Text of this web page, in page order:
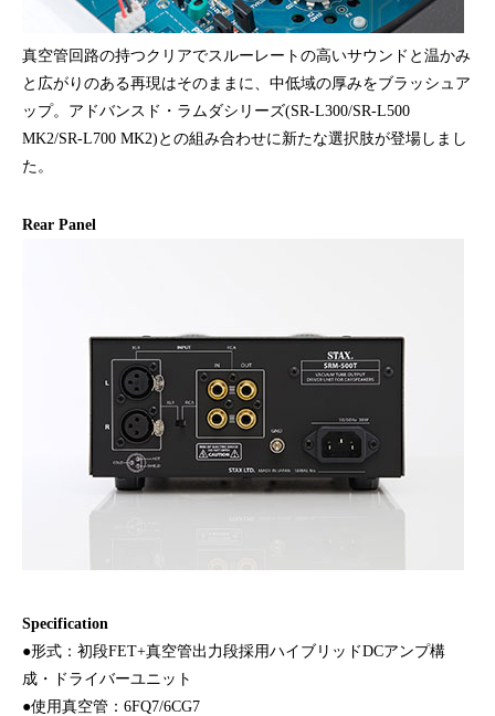
真空管回路の持つクリアでスルーレートの高いサウンドと温かみ
と広がりのある再現はそのままに、中低域の厚みをブラッシュア
ップ。アドバンスド・ラムダシリーズ(SR-L300/SR-L500
MK2/SR-L700 MK2)との組み合わせに新たな選択肢が登場しまし
た。
Rear Panel
Specification
●形式：初段FET+真空管出力段採用ハイブリッドDCアンプ構
成・ドライバーユニット
●使用真空管：6FQ7/6CG7